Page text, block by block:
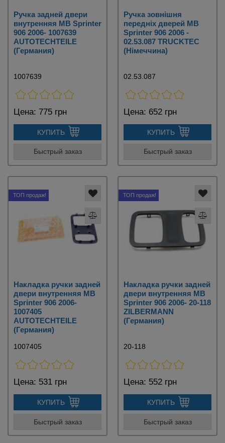
Ручка задней двери
внутренняя MB Sprinter
906 2006- 1007639
AUTOTECHTEILE
(Германия)
1007639
Цена: 775 грн
КУПИТЬ
Быстрый заказ
Ручка зовнішня
передніх дверей MB
Sprinter 906 2006 -
02.53.087 TRUCKTEC
(Німеччина)
02.53.087
Цена: 652 грн
КУПИТЬ
Быстрый заказ
ТОП продаж!
Накладка ручки задней
двери внутренняя MB
Sprinter 906 2006-
1007405
AUTOTECHTEILE
(Германия)
1007405
Цена: 531 грн
КУПИТЬ
Быстрый заказ
ТОП продаж!
Накладка ручки задней
двери внутренняя MB
Sprinter 906 2006- 20-118
ZILBERMANN
(Германия)
20-118
Цена: 552 грн
КУПИТЬ
Быстрый заказ